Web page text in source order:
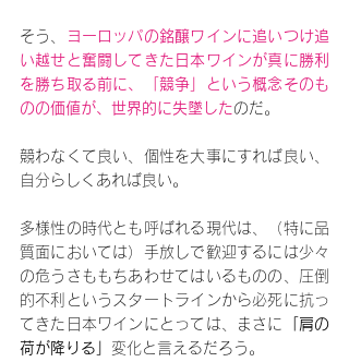
そう、
ヨーロッパの銘醸ワインに追いつけ追
い越せと奮闘してきた日本ワインが真に勝利
を勝ち取る前に、「競争」という概念そのも
のの価値が、世界的に失墜したのだ。
競わなくて良い、個性を大事にすれば良い、
自分らしくあれば良い。
多様性の時代とも呼ばれる現代は、（特に品
質面においては）手放しで歓迎するには少々
の危うさももちあわせてはいるものの、圧倒
的不利というスタートラインから必死に抗っ
てきた日本ワインにとっては、まさに
「肩の
荷が降りる」 変化と言えるだろう。